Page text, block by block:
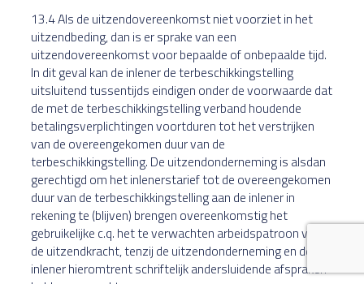
13.4 Als de uitzendovereenkomst niet voorziet in het
uitzendbeding, dan is er sprake van een
uitzendovereenkomst voor bepaalde of onbepaalde tijd.
In dit geval kan de inlener de terbeschikkingstelling
uitsluitend tussentijds eindigen onder de voorwaarde dat
de met de terbeschikkingstelling verband houdende
betalingsverplichtingen voortduren tot het verstrijken
van de overeengekomen duur van de
terbeschikkingstelling. De uitzendonderneming is alsdan
gerechtigd om het inlenerstarief tot de overeengekomen
duur van de terbeschikkingstelling aan de inlener in
rekening te (blijven) brengen overeenkomstig het
gebruikelijke c.q. het te verwachten arbeidspatroon van
de uitzendkracht, tenzij de uitzendonderneming en de
inlener hieromtrent schriftelijk andersluidende afspraken